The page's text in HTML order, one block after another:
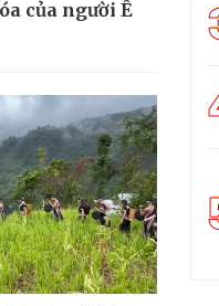
của người Ê